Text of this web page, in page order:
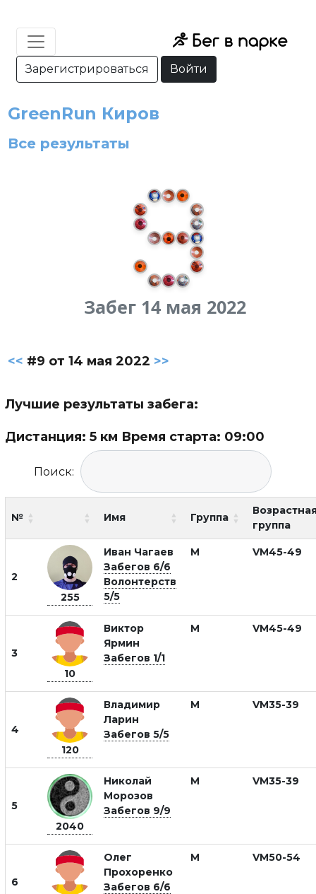
Зарегистрироваться Войти
GreenRun Киров
Все результаты
Забег 14 мая 2022
<< #9 от 14 мая 2022 >>
Лучшие результаты забега:
Дистанция: 5 км Время старта: 09:00
Поиск:
№ Имя Группа
группа
2
255
Иван Чагаев
Забегов 6/6
Волонтерств
5/5
М VM45-49
3
10
Виктор
Ярмин
Забегов 1/1
М VM45-49
4
120
Владимир
Ларин
Забегов 5/5
М VM35-39
5
2040
Николай
Морозов
Забегов 9/9
М VM35-39
6
Олег
Прохоренко
Забегов 6/6
М VM50-54